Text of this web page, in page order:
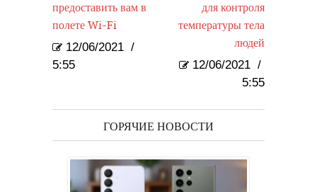
предоставить вам в
полете Wi-Fi
12/06/2021 /
5:55
для контроля
температуры тела
людей
12/06/2021 /
5:55
ГОРЯЧИЕ НОВОСТИ